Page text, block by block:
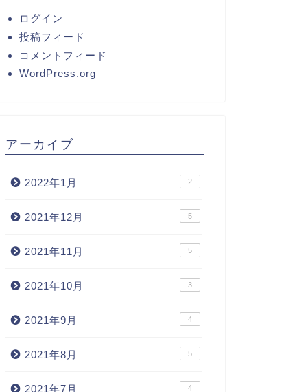
ログイン
投稿フィード
コメントフィード
WordPress.org
アーカイブ
2022年1月 2
2021年12月 5
2021年11月 5
2021年10月 3
2021年9月 4
2021年8月 5
2021年7月 4